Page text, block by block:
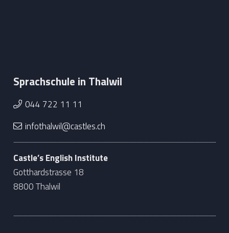
Sprachschule in Thalwil
044 722 11 11
infothalwil@castles.ch
Castle’s English Institute
Gotthardstrasse 18
8800 Thalwil